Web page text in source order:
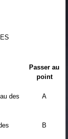
Passer au
point
des
A
B